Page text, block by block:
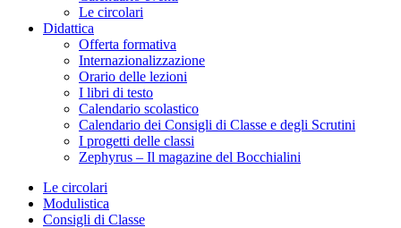
Le circolari
Didattica
Offerta formativa
Internazionalizzazione
Orario delle lezioni
I libri di testo
Calendario scolastico
Calendario dei Consigli di Classe e degli Scrutini
I progetti delle classi
Zephyrus – Il magazine del Bocchialini
Le circolari
Modulistica
Consigli di Classe